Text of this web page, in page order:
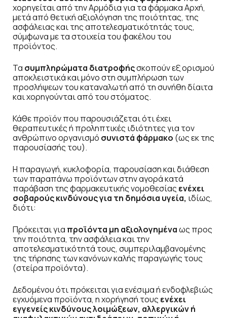
χορηγείται από την Αρμόδια για τα φάρμακα Αρχή,
μετά από θετική αξιολόγηση της ποιότητας, της
ασφάλειας και της αποτελεσματικότητάς τους,
σύμφωνα με τα στοιχεία του φακέλου του
προϊόντος.
Τα συμπληρώματα διατροφήςσκοπούν εξ ορισμού
αποκλειστικά και μόνο στη συμπλήρωση των
προσλήψεων του καταναλωτή από τη συνήθη δίαιτα
και χορηγούνται από του στόματος.
Κάθε προϊόν που παρουσιάζεται ότι έχει
θεραπευτικές ή προληπτικές ιδιότητες για τον
ανθρώπινο οργανισμό συνιστά φάρμακο (ως εκ της
παρουσίασής του).
Η παραγωγή, κυκλοφορία, παρουσίαση και διάθεση
των παραπάνω προϊόντων στην αγορά κατά
παράβαση της φαρμακευτικής νομοθεσίας ενέχει
σοβαρούς κινδύνους για τη δημόσια υγεία, ιδίως,
διότι:
Πρόκειται για προϊόντα μη αξιολογημέναως προς
την ποιότητα, την ασφάλεια και την
αποτελεσματικότητά τους, συμπεριλαμβανομένης
της τήρησης των κανόνων καλής παραγωγής τους
(στείρα προϊόντα).
Δεδομένου ότι πρόκειται για ενέσιμα ή ενδοφλεβιώς
εγχυόμενα προϊόντα, η χορήγησή τους ενέχει
εγγενείς κινδύνους λοιμώξεων, αλλεργικών ή